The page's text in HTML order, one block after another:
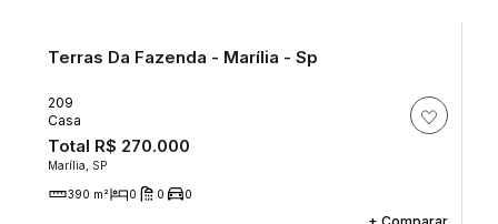
Terras Da Fazenda - Marília - Sp
209
Casa
Total R$ 270.000
Marília, SP
390 m² 0 0 0